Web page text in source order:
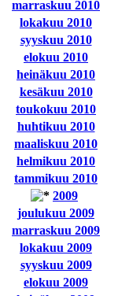
marraskuu 2010
lokakuu 2010
syyskuu 2010
elokuu 2010
heinäkuu 2010
kesäkuu 2010
toukokuu 2010
huhtikuu 2010
maaliskuu 2010
helmikuu 2010
tammikuu 2010
2009
joulukuu 2009
marraskuu 2009
lokakuu 2009
syyskuu 2009
elokuu 2009